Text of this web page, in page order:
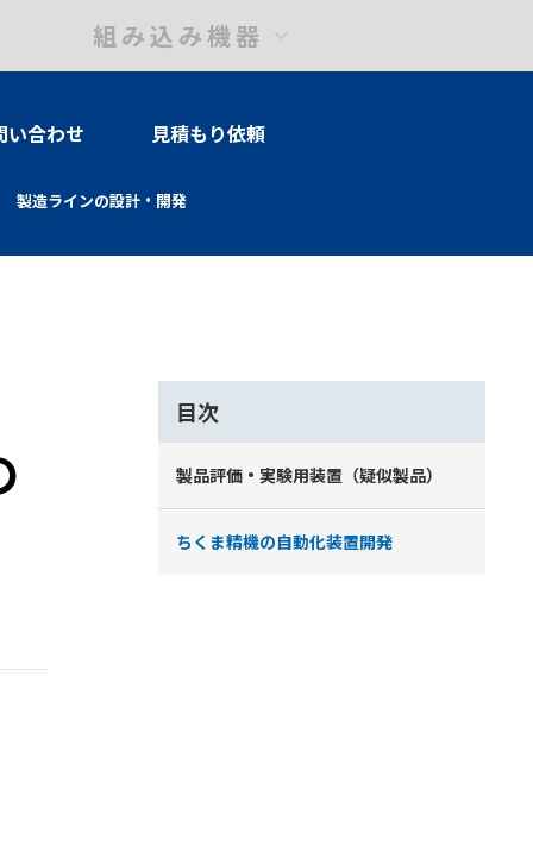
い合わせ 見積もり依頼
製造ラインの設計・開発
組み込み機器
目次
製品評価・実験用装置（疑似製品）
ちくま精機の自動化装置開発